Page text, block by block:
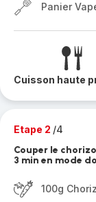
Panier
Cuisson haute
Etape 2 /4
Couper le
3 min en mode
100g